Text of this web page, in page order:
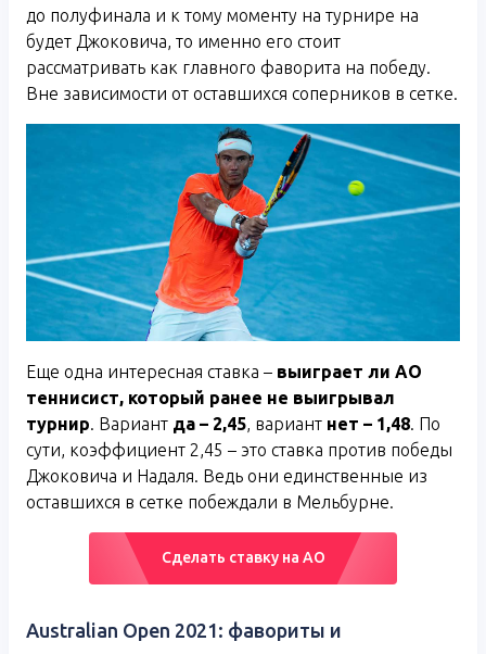
до полуфинала и к тому моменту на турнире на
будет Джоковича, то именно его стоит
рассматривать как главного фаворита на победу.
Вне зависимости от оставшихся соперников в сетке.
Еще одна интересная ставка – выиграет ли АО
теннисист, который ранее не выигрывал
турнир. Вариант да – 2,45, вариант нет – 1,48. По
сути, коэффициент 2,45 – это ставка против победы
Джоковича и Надаля. Ведь они единственные из
оставшихся в сетке побеждали в Мельбурне.
Сделать ставку на АО
Australian Open 2021: фавориты и